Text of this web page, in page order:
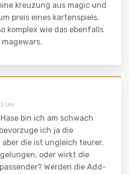
kreuzung aus magic und
preis eines kartenspiels.
komplex wie das ebenfalls
Uhr
bin ich am schwach
ich ja die
aber die ist ungleich teurer.
oder wirkt die
Werden die Add-